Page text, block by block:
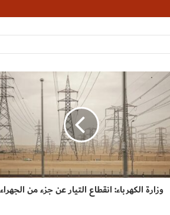
وزارة الكهرباء: انقطاع التيار عن جزء من الجهراء